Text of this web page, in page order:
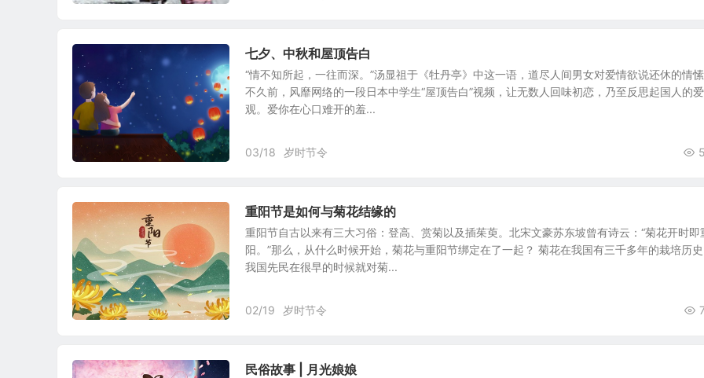
七夕、中秋和屋顶告白
“情不知所起，一往而深。”汤显祖于《牡丹亭》中这一语，道尽人间男女对爱情欲说还休的情愫
不久前，风靡网络的一段日本中学生“屋顶告白”视频，让无数人回味初恋，乃至反思起国人的
观。爱你在心口难开的羞...
03/18 岁时节令
重阳节是如何与菊花结缘的
重阳节自古以来有三大习俗：登高、赏菊以及插茱萸。北宋文豪苏东坡曾有诗云：“菊花开时即
阳。”那么，从什么时候开始，菊花与重阳节绑定在了一起？ 菊花在我国有三千多年的栽培历史
我国先民在很早的时候就对菊...
02/19 岁时节令
民俗故事 | 月光娘娘